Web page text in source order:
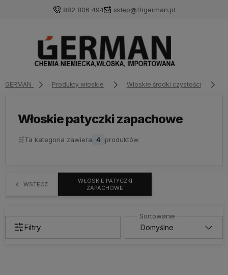
882 806 494 sklep@fhgerman.pl
GERMAN Produkty włoskie Włoskie środki czystości
Włoskie patyczki zapachowe
🛒Ta kategoria zawiera 4 produktów
WSTECZ
WŁOSKIE PATYCZKI
ZAPACHOWE
Filtry